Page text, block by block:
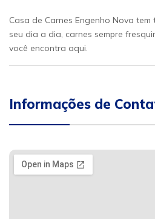
Casa de Carnes Engenho Nova
seu dia a dia, carnes sempre
você encontra aqui.
Informações de